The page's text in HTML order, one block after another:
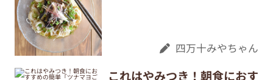
四万十みやちゃん
これはやみつき！朝食におす